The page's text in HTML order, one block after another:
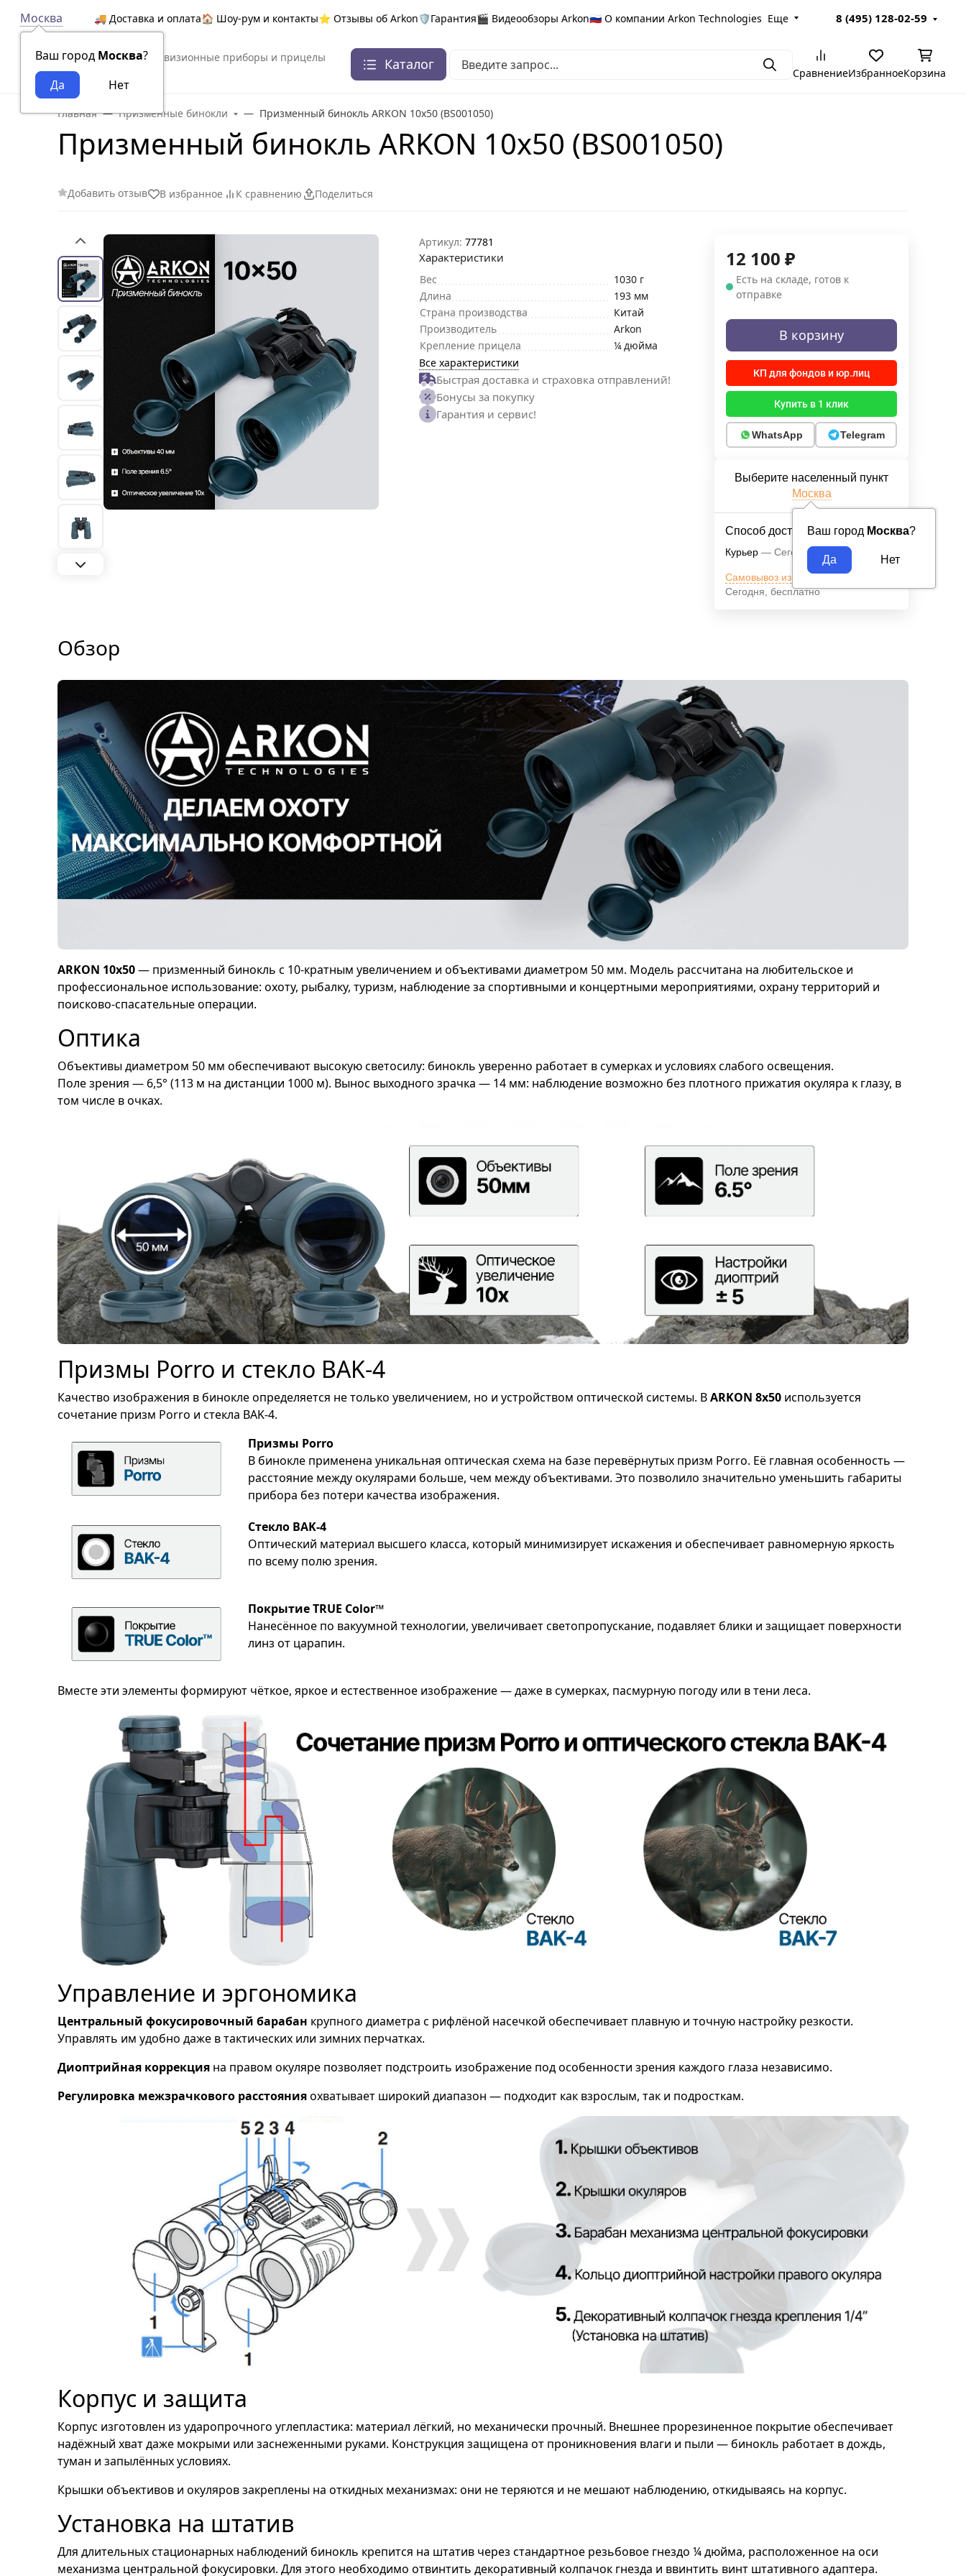
Москва
Ваш город Москва?
🚚 Доставка и оплата🏠 Шоу-рум и контакты⭐ Отзывы об Arkon🛡️Гарантия🎬 Видеообзоры Arkon🇷🇺 О компании Arkon Technologies Еще 8 (495) 128-02-59
Тепловизионные приборы и прицелы
Каталог ПоискСравнениеИзбранноеКорзина
Главная Призменные бинокли Призменный бинокль ARKON 10x50 (BS001050)
Призменный бинокль ARKON 10x50 (BS001050)
Добавить отзыв В избранное К сравнению Поделиться
Артикул: 77781
Характеристики
Вес
1030 г
Длина
193 мм
Страна производства
Китай
Производитель
Arkon
Крепление прицела
¼ дюйма
Все характеристики
Быстрая доставка и страховка отправлений!
Бонусы за покупку
Гарантия и сервис!
12 100 ₽
Есть на складе, готов к
отправке
В корзину
КП для фондов и юр.лиц
Купить в 1 клик
WhatsApp Telegram
Выберите населенный пункт
Москва
Ваш город Москва?
Способ доставки
Курьер Сегодня Бесплатно
Самовывоз из магазина м.ВДНХ
Сегодня
бесплатно
Обзор
ARKON 10x50— призменный бинокль с 10-кратным увеличением и объективами диаметром 50 мм. Модель рассчитана на любительское и
профессиональное использование: охоту, рыбалку, туризм, наблюдение за спортивными и концертными мероприятиями, охрану территорий и
поисково-спасательные операции.
Оптика
Объективы диаметром 50 мм обеспечивают высокую светосилу: бинокль уверенно работает в сумерках и условиях слабого освещения.
Поле зрения — 6,5° (113 м на дистанции 1000 м). Вынос выходного зрачка — 14 мм: наблюдение возможно без плотного прижатия окуляра к глазу, в
том числе в очках.
Призмы Porro и стекло BAK-4
Качество изображения в бинокле определяется не только увеличением, но и устройством оптической системы. ВARKON 8x50 используется
сочетание призм Porro и стекла BAK-4.
Призмы Porro
В бинокле применена уникальная оптическая схема на базе перевёрнутых призм Porro. Её главная особенность —
расстояние между окулярами больше, чем между объективами. Это позволило значительно уменьшить габариты
прибора без потери качества изображения.
Стекло BAK-4
Оптический материал высшего класса, который минимизирует искажения и обеспечивает равномерную яркость
по всему полю зрения.
Покрытие TRUE Color™
Нанесённое по вакуумной технологии, увеличивает светопропускание, подавляет блики и защищает поверхности
линз от царапин.
Вместе эти элементы формируют чёткое, яркое и естественное изображение — даже в сумерках, пасмурную погоду или в тени леса.
Управление и эргономика
Центральный фокусировочный барабан крупного диаметра с рифлёной насечкой обеспечивает плавную и точную настройку резкости.
Управлять им удобно даже в тактических или зимних перчатках.
Диоптрийная коррекция на правом окуляре позволяет подстроить изображение под особенности зрения каждого глаза независимо.
Регулировка межзрачкового расстоянияохватывает широкий диапазон — подходит как взрослым, так и подросткам.
Корпус и защита
Корпус изготовлен из ударопрочного углепластика: материал лёгкий, но механически прочный. Внешнее прорезиненное покрытие обеспечивает
надёжный хват даже мокрыми или заснеженными руками. Конструкция защищена от проникновения влаги и пыли — бинокль работает в дождь,
туман и запылённых условиях.
Крышки объективов и окуляров закреплены на откидных механизмах: они не теряются и не мешают наблюдению, откидываясь на корпус.
Установка на штатив
Для длительных стационарных наблюдений бинокль крепится на штатив через стандартное резьбовое гнездо ¼ дюйма, расположенное на оси
механизма центральной фокусировки. Для этого необходимо отвинтить декоративный колпачок гнезда и ввинтить винт штативного адаптера.